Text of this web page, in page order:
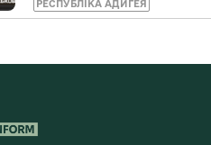
РЕСПУБЛІКА АДИГЕЯ